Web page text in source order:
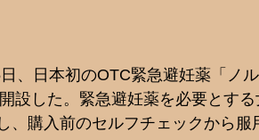
、日本初のOTC緊急避妊薬「ノル
設した。緊急避妊薬を必要とす
、購入前のセルフチェックから服